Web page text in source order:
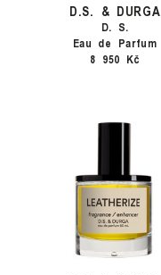
D.S. & DURGA
D. S.
Eau de Parfum
8 950 Kč